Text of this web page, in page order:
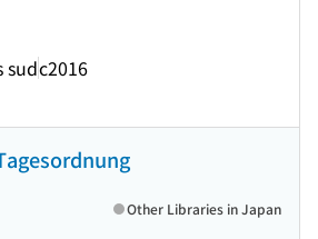
sudc2016
Other Libraries in Japan